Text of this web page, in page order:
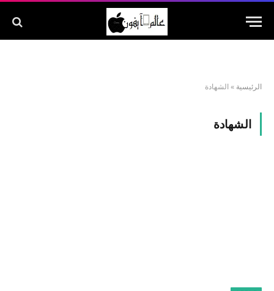
الرئيسية » الشهادة
الشهادة